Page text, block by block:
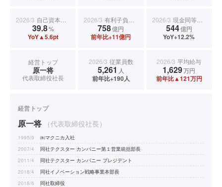
2026/3 自己資本比率
39.8%
YoY▲5.6pt
2026/3 有利子負債合計
758億円
前年比+11億円
2026/3 現金同等物期末残高
544億円
YoY+12.2%
経営トップ
原一将
代表取締役社長
2026/3 従業員数
5,261 人
前年比+190人
2026/3 平均給与
1,629万円
前年比▲121万円
経営トップ
原一将 （代表取締役社長）
1995/9
㈱マクニカ入社
2007/4
同社テクスター カンパニー第１営業統括部長
2011/4
同社テクスター カンパニー プレジデント
2018/4
同社イノベーション戦略事業本部長
2018/6
同社取締役